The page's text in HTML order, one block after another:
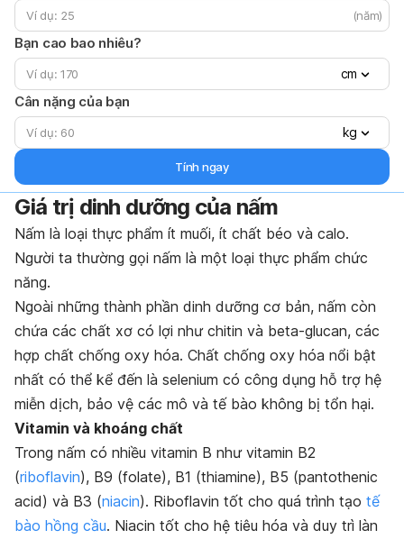
(năm)
Bạn cao bao nhiêu?
cm
Cân nặng của bạn
kg
Tính ngay
Giá trị dinh dưỡng của nấm
Nấm là loại thực phẩm ít muối, ít chất béo và calo.
Người ta thường gọi nấm là một loại thực phẩm chức
năng.
Ngoài những thành phần dinh dưỡng cơ bản, nấm còn
chứa các chất xơ có lợi như chitin và beta-glucan, các
hợp chất chống oxy hóa. Chất chống oxy hóa nổi bật
nhất có thể kể đến là selenium có công dụng hỗ trợ hệ
miễn dịch, bảo vệ các mô và tế bào không bị tổn hại.
Vitamin và khoáng chất
Trong nấm có nhiều vitamin B như vitamin B2
(riboflavin), B9 (folate), B1 (thiamine), B5 (pantothenic
acid) và B3 (niacin). Riboflavin tốt cho quá trình tạo tế
bào hồng cầu. Niacin tốt cho hệ tiêu hóa và duy trì làn